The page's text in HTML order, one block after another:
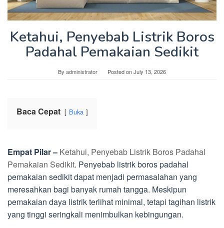
Ketahui, Penyebab Listrik Boros
Padahal Pemakaian Sedikit
By administrator Posted onJuly 13, 2026
Baca Cepat Buka
Empat Pilar – Ketahui, Penyebab Listrik Boros Padahal
Pemakaian Sedikit. Penyebab listrik boros padahal
pemakaian sedikit dapat menjadi permasalahan yang
meresahkan bagi banyak rumah tangga. Meskipun
pemakaian daya listrik terlihat minimal, tetapi tagihan listrik
yang tinggi seringkali menimbulkan kebingungan.